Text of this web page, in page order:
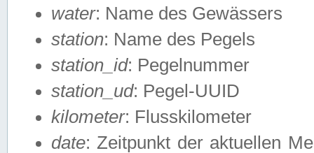
water: Name des Gewässers
station: Name des Pegels
station_id: Pegelnummer
station_ud: Pegel-UUID
kilometer: Flusskilometer
date: Zeitpunkt der aktuellen